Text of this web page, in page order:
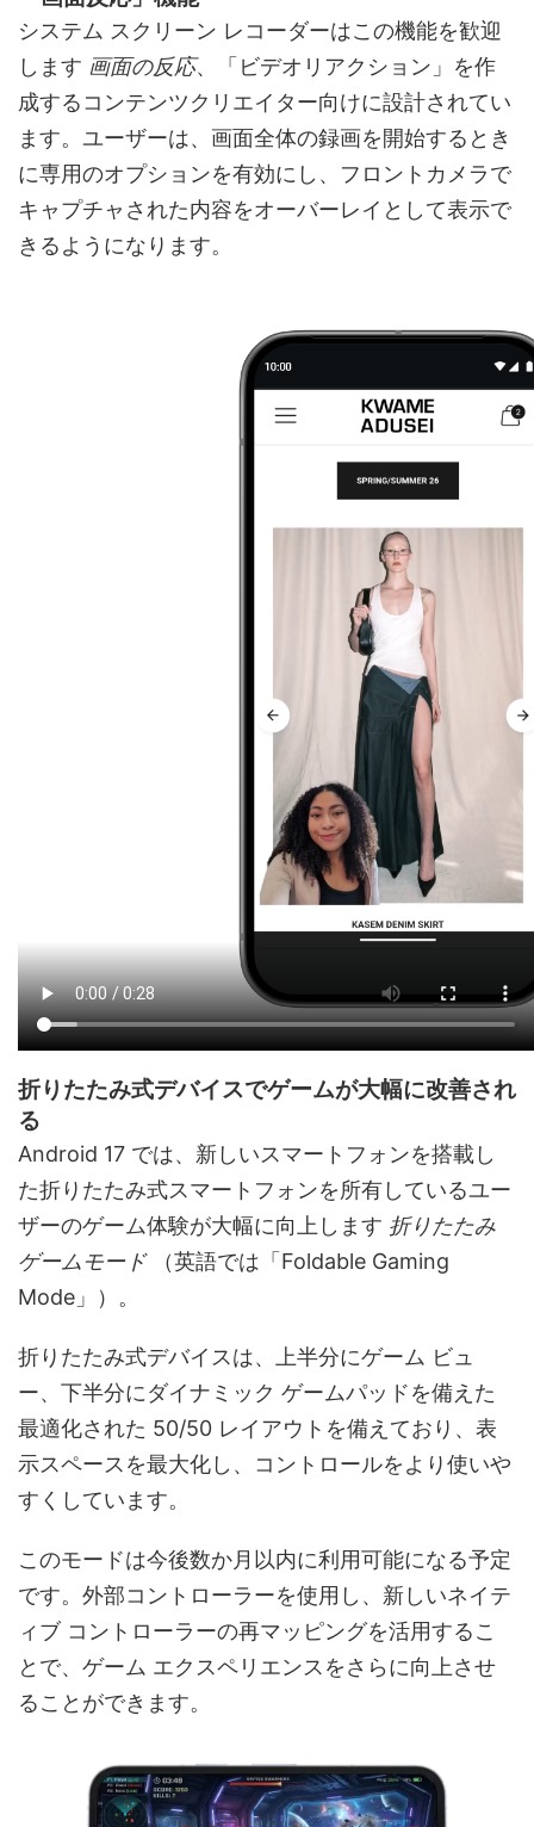
システム スクリーン レコーダーはこの機能を歓迎
します 画面の反応、「ビデオリアクション」を作
成するコンテンツクリエイター向けに設計されてい
ます。ユーザーは、画面全体の録画を開始するとき
に専用のオプションを有効にし、フロントカメラで
キャプチャされた内容をオーバーレイとして表示で
きるようになります。
折りたたみ式デバイスでゲームが大幅に改善され
る
Android 17 では、新しいスマートフォンを搭載し
た折りたたみ式スマートフォンを所有しているユー
ザーのゲーム体験が大幅に向上します 折りたたみ
ゲームモード
（英語では「Foldable Gaming
Mode」）。
折りたたみ式デバイスは、上半分にゲーム ビュ
ー、下半分にダイナミック ゲームパッドを備えた
最適化された 50/50 レイアウトを備えており、表
示スペースを最大化し、コントロールをより使いや
すくしています。
このモードは今後数か月以内に利用可能になる予定
です。外部コントローラーを使用し、新しいネイテ
ィブ コントローラーの再マッピングを活用するこ
とで、ゲーム エクスペリエンスをさらに向上させ
ることができます。